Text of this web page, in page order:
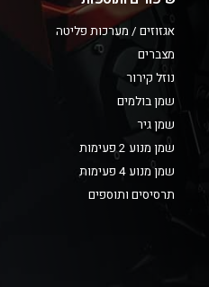
אגזוזים / מערכות פליטה
מצברים
נוזל קירור
שמן בולמים
שמן גיר
שמן מנוע 2 פעימות
שמן מנוע 4 פעימות
תרסיסים ותוספים